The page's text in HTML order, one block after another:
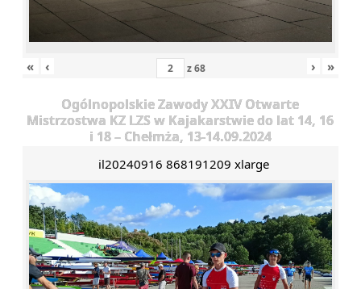
« ‹ z68 › »
Ogólnopolskie Zawody XXIV Otwarte
Mistrzostwa KZ LZS w Kajakarstwie do lat 14, 16
i 18 – Chełmża, 13-14.09.2024
il20240916 868191209 xlarge